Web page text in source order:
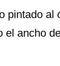
pintado al
el ancho